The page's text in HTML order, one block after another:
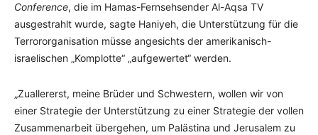
Conference, die im Hamas-Fernsehsender Al-Aqsa TV
ausgestrahlt wurde, sagte Haniyeh, die Unterstützung für die
Terrororganisation müsse angesichts der amerikanisch-
israelischen „Komplotte“ „aufgewertet“ werden.
„Zuallererst, meine Brüder und Schwestern, wollen wir von
einer Strategie der Unterstützung zu einer Strategie der vollen
Zusammenarbeit übergehen, um Palästina und Jerusalem zu